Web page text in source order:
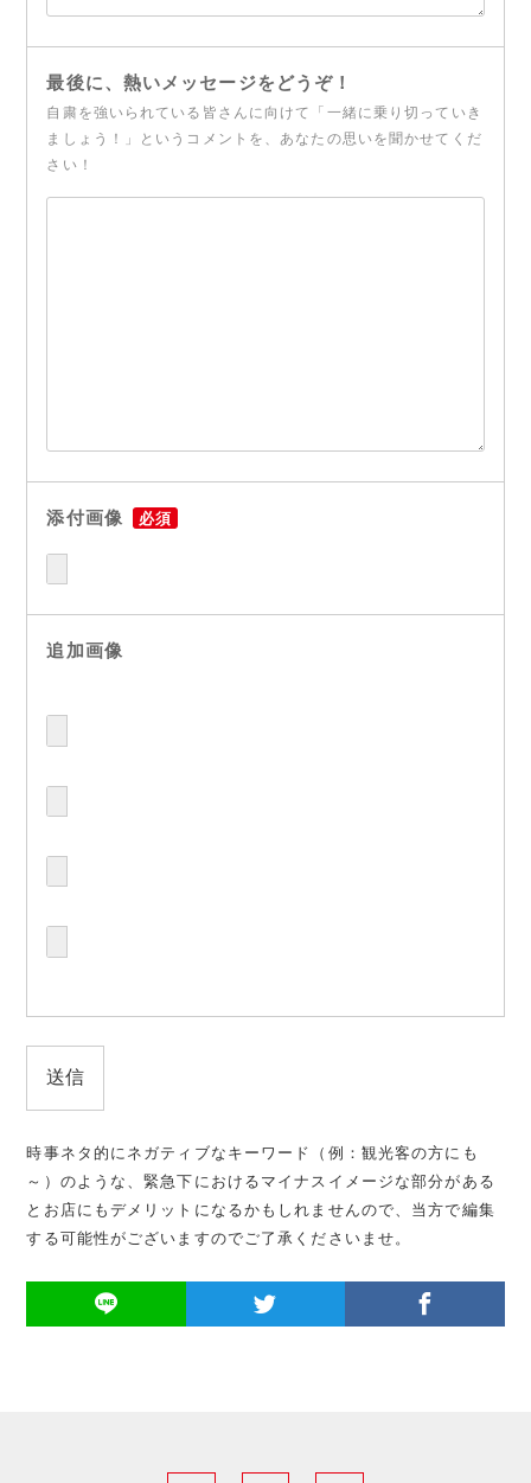
最後に、熱いメッセージをどうぞ！
自粛を強いられている皆さんに向けて「一緒に乗り切っていき
ましょう！」というコメントを、あなたの思いを聞かせてくだ
さい！
添付画像 必須
追加画像
時事ネタ的にネガティブなキーワード（例：観光客の方にも
～）のような、緊急下におけるマイナスイメージな部分がある
とお店にもデメリットになるかもしれませんので、当方で編集
する可能性がございますのでご了承くださいませ。